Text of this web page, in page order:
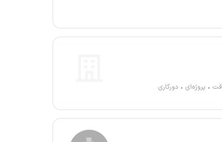
پروژه‌ای دورکاری